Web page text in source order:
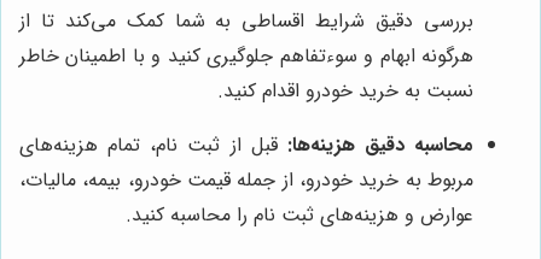
بررسی دقیق شرایط اقساطی به شما کمک می‌کند تا از
هرگونه ابهام و سوءتفاهم جلوگیری کنید و با اطمینان خاطر
نسبت به خرید خودرو اقدام کنید.
محاسبه دقیق هزینه‌ها: قبل از ثبت نام، تمام هزینه‌های
مربوط به خرید خودرو، از جمله قیمت خودرو، بیمه، مالیات،
عوارض و هزینه‌های ثبت نام را محاسبه کنید.